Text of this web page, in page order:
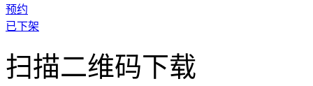
预约
已下架
扫描二维码下载